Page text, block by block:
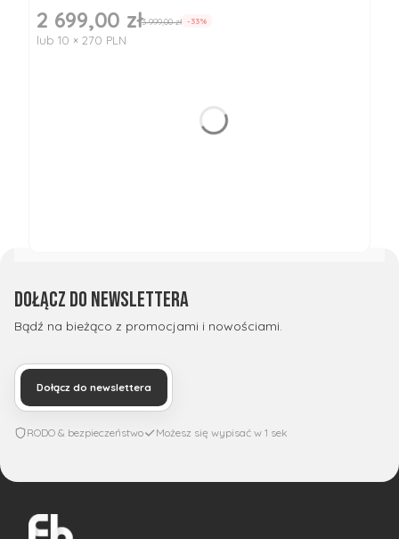
Cena promocyjna
2 699,00 zł3 999,00 zł -33%
lub 10 × 270 PLN
Dołącz do newslettera
Bądź na bieżąco z promocjami i nowościami.
Dołącz do newslettera
RODO & bezpieczeństwo Możesz się wypisać w 1 sek